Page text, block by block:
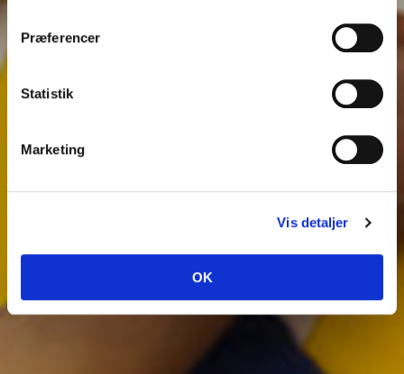
Præferencer
Statistik
Marketing
Vis detaljer
OK